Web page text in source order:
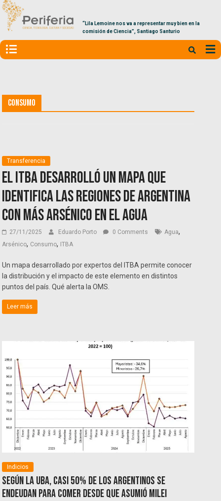
“Lila Lemoine nos va a representar muy bien en la
comisión de Ciencia”, Santiago Santurio
Consumo
Transferencia
El ITBA desarrolló un mapa que
identifica las regiones de Argentina
con más arsénico en el agua
27/11/2025 Eduardo Porto 0 Comments Agua,
Arsénico, Consumo, ITBA
Un mapa desarrollado por expertos del ITBA permite conocer
la distribución y el impacto de este elemento en distintos
puntos del país. Qué alerta la OMS.
Leer más
Indicios
Según la UBA, casi 50% de los argentinos se
endeudan para comer desde que asumió Milei